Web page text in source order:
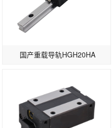
国产重载导轨HGH20HA